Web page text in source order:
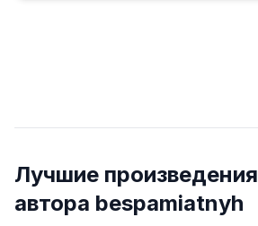
Лучшие произведения
автора bespamiatnyh